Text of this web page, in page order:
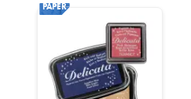
PAPER